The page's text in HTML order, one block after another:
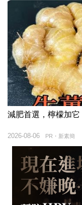
減肥首選，檸檬加
PR・新素簡
2026-08-06